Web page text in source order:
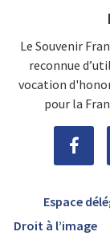
Le Souvenir
reconnue
vocation
pour la
Espace
Droit à l’image